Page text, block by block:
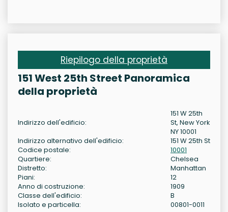
Riepilogo della proprietà
151 West 25th Street Panoramica
della proprietà
Indirizzo dell'edificio:
151 W 25th
St, New York
NY 10001
Indirizzo alternativo dell'edificio:
151 W 25th St
Codice postale:
10001
Quartiere:
Chelsea
Distretto:
Manhattan
Piani:
12
Anno di costruzione:
1909
Classe dell'edificio:
B
Isolato e particella:
00801-0011